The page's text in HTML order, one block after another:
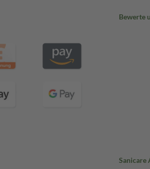
Bewerte
Sanicare